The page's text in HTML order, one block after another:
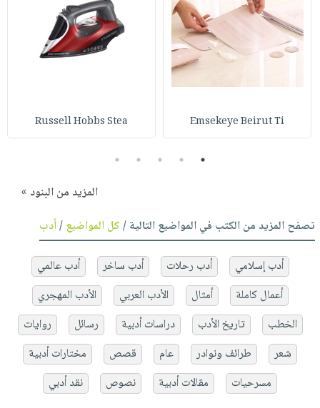
Emsekeye Beirut Ti
Russell Hobbs Stea
1
2
3
4
5
المزيد من البنود »
تصفح المزيد من الكتب في المواضيع التالية /كل المواضيع/أدب
أدب إسلامي أدب رحلات أدب ساخر
أدب عالمي
أعمال كاملة
أمثال الأدب العربي
الأدب المهجري
الخطب
تاريخ الأدب دراسات أدبية رسائل
روايات
شعر
طرائف ونوادر عام قصص
مختارات أدبية
مسرحيات
مقالات أدبية نصوص نقد أدبي